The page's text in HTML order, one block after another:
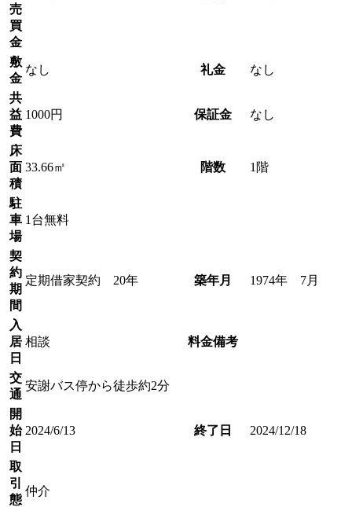
売
買
金
敷
金
なし 礼金 なし
共
益
費
1000円 保証金 なし
床
面
積
33.66㎡ 階数 1階
駐
車
場
1台無料
契
約
期
間
定期借家契約 20年 築年月 1974年 7月
入
居
日
相談 料金備考
交
通
安謝バス停から徒歩約2分
開
始
日
2024/6/13 終了日 2024/12/18
取
引
態
仲介